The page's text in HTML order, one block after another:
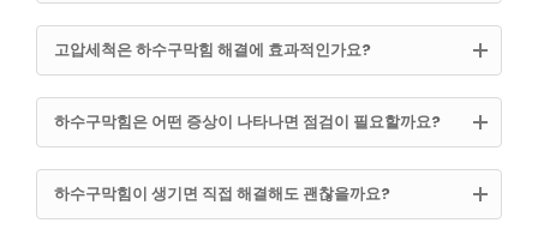
고압세척은 하수구막힘 해결에 효과적인가요?
하수구막힘은 어떤 증상이 나타나면 점검이 필요할까요?
하수구막힘이 생기면 직접 해결해도 괜찮을까요?